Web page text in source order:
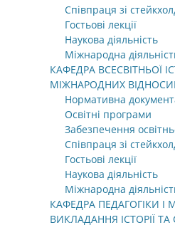
Співпраця зі
Гостьові лекції
Наукова діяльність
Міжнародна
КАФЕДРА ВСЕСВІТНЬОЇ
МІЖНАРОДНИХ
Нормативна
Освітні програми
Забезпечення
Співпраця зі
Гостьові лекції
Наукова діяльність
Міжнародна
КАФЕДРА ПЕДАГОГІКИ І
ВИКЛАДАННЯ ІСТОРІЇ